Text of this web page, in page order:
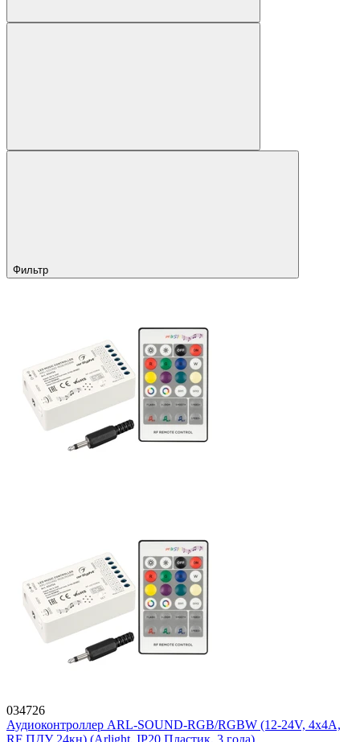
Фильтр
034726
Аудиоконтроллер ARL-SOUND-RGB/RGBW (12-24V, 4x4A,
RF ПДУ 24кн) (Arlight, IP20 Пластик, 3 года)